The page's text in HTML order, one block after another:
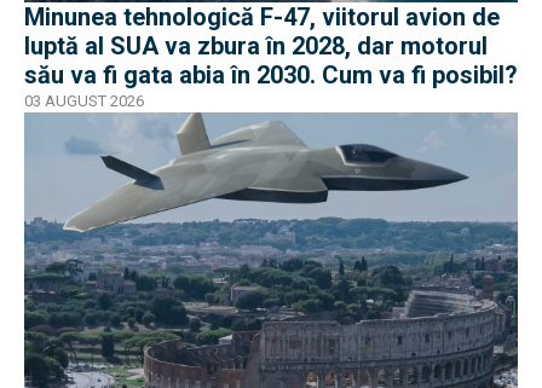
Minunea tehnologică F-47, viitorul avion de
luptă al SUA va zbura în 2028, dar motorul
său va fi gata abia în 2030. Cum va fi posibil?
03 AUGUST 2026